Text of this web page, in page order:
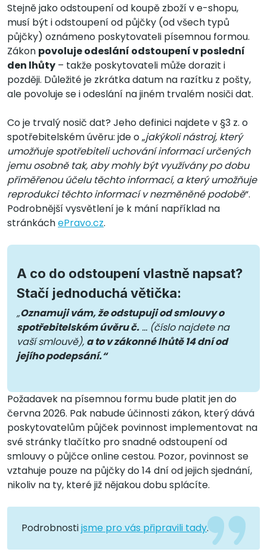
Stejně jako odstoupení od koupě zboží v e-shopu,
musí být i odstoupení od půjčky (od všech typů
půjčky) oznámeno poskytovateli písemnou formou.
Zákon povoluje odeslání odstoupení v poslední
den lhůty – takže poskytovateli může dorazit i
později. Důležité je zkrátka datum na razítku z pošty,
ale povoluje se i odeslání na jiném trvalém nosiči dat.
Co je trvalý nosič dat? Jeho definici najdete v §3 z. o
spotřebitelském úvěru: jde o „jakýkoli nástroj, který
umožňuje spotřebiteli uchování informací určených
jemu osobně tak, aby mohly být využívány po dobu
přiměřenou účelu těchto informací, a který umožňuje
reprodukci těchto informací v nezměněné podobě“.
Podrobnější vysvětlení je k mání například na
stránkáchePravo.cz.
A co do odstoupení vlastně napsat?
Stačí jednoduchá větička:
„Oznamuji vám, že odstupuji od smlouvy o
spotřebitelském úvěru č. … (číslo najdete na
vaší smlouvě), a to v zákonné lhůtě 14 dní od
jejího podepsání.“
Požadavek na písemnou formu bude platit jen do
června 2026. Pak nabude účinnosti zákon, který dává
poskytovatelům půjček povinnost implementovat na
své stránky tlačítko pro snadné odstoupení od
smlouvy o půjčce online cestou. Pozor, povinnost se
vztahuje pouze na půjčky do 14 dní od jejich sjednání,
nikoliv na ty, které již nějakou dobu splácíte.
Podrobnostijsme pro vás připravili tady.